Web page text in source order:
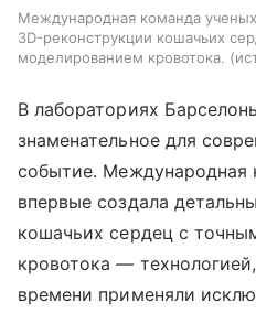
Международная команда
3D-реконструкции кошачьих
моделированием кровотока.
В лабораториях
знаменательное для
событие. Международная
впервые создала
кошачьих сердец с
кровотока —
времени применяли